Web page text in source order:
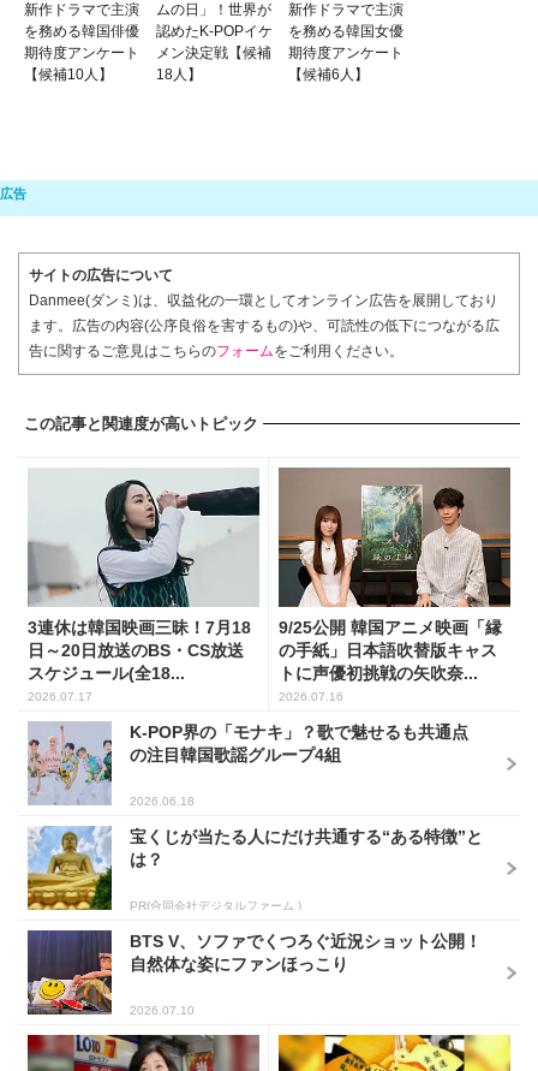
新作ドラマで主演
を務める韓国俳優
期待度アンケート
【候補10人】
ムの日」！世界が
認めたK-POPイケ
メン決定戦【候補
18人】
新作ドラマで主演
を務める韓国女優
期待度アンケート
【候補6人】
サイトの広告について
Danmee(ダンミ)は、収益化の一環としてオンライン広告を展開しており
ます。広告の内容(公序良俗を害するもの)や、可読性の低下につながる広
告に関するご意見はこちらのフォームをご利用ください。
この記事と関連度が高いトピック
3連休は韓国映画三昧！7月18
日～20日放送のBS・CS放送
スケジュール(全18...
2026.07.17
9/25公開 韓国アニメ映画「縁
の手紙」日本語吹替版キャス
トに声優初挑戦の矢吹奈...
2026.07.16
K-POP界の「モナキ」？歌で魅せるも共通点
の注目韓国歌謡グループ4組
2026.06.18
宝くじが当たる人にだけ共通する“ある特徴”と
は？
PR(合同会社デジタルファーム )
BTS V、ソファでくつろぐ近況ショット公開！
自然体な姿にファンほっこり
2026.07.10